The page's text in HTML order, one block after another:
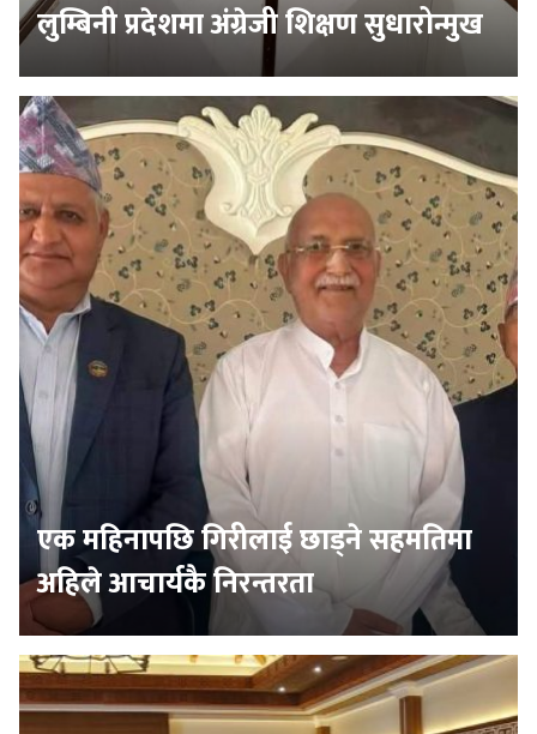
लुम्बिनी प्रदेशमा अंग्रेजी शिक्षण सुधारोन्मुख
एक महिनापछि गिरीलाई छाड्ने सहमतिमा
अहिले आचार्यकै निरन्तरता